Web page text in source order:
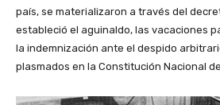
país, se materializaron a través del
estableció el aguinaldo, las vacaciones
la indemnización ante el despido
plasmados en la Constitución Nacional de